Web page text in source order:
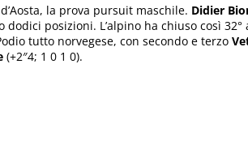
la prova pursuit maschile. Didier
posizioni. L’alpino ha chiuso così 32° a
tutto norvegese, con secondo e terzo
(+2″4; 1 0 1 0).